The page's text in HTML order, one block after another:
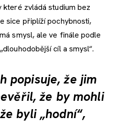
které zvládá studium bez
sice připlíží pochybnosti,
smysl, ale ve finále podle
cíl a smysl“.
popisuje, že jim
že by mohli
byli „hodní“,